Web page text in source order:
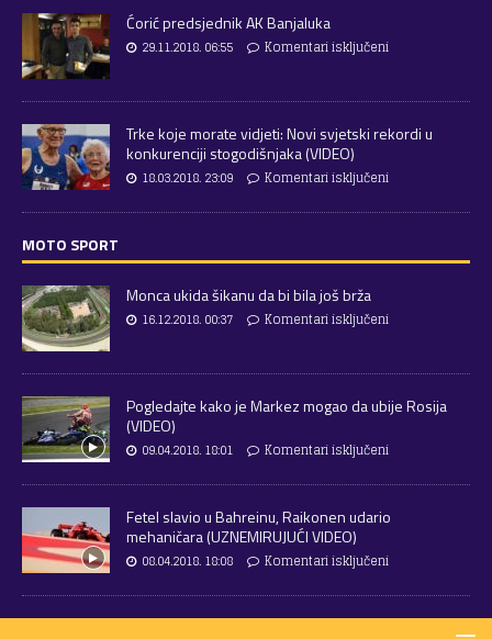
Ćorić predsjednik AK Banjaluka
29.11.2018. 06:55 Komentari isključeni
Trke koje morate vidjeti: Novi svjetski rekordi u
konkurenciji stogodišnjaka (VIDEO)
18.03.2018. 23:09 Komentari isključeni
MOTO SPORT
Monca ukida šikanu da bi bila još brža
16.12.2018. 00:37 Komentari isključeni
Pogledajte kako je Markez mogao da ubije Rosija
(VIDEO)
09.04.2018. 18:01 Komentari isključeni
Fetel slavio u Bahreinu, Raikonen udario
mehaničara (UZNEMIRUJUĆI VIDEO)
08.04.2018. 18:08 Komentari isključeni